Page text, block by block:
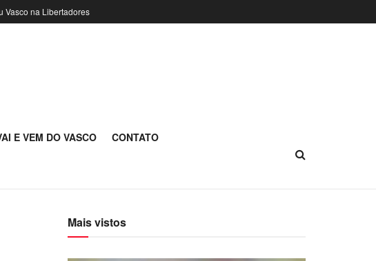
Vasco na Libertadores
E VEM DO VASCO CONTATO
Mais vistos